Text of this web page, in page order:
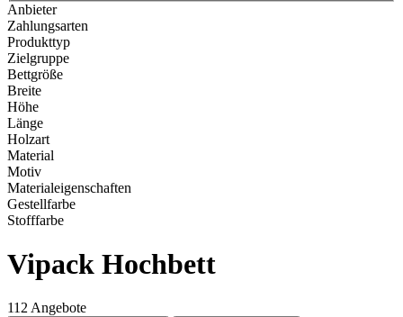
Anbieter
Zahlungsarten
Produkttyp
Zielgruppe
Bettgröße
Breite
Höhe
Länge
Holzart
Material
Motiv
Materialeigenschaften
Gestellfarbe
Stofffarbe
Vipack Hochbett
112 Angebote